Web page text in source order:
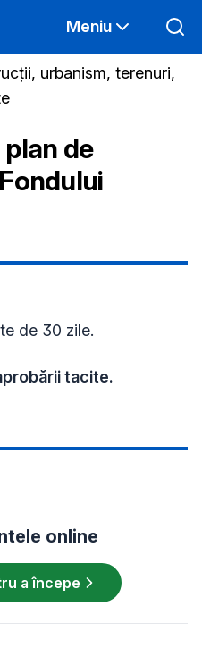
Meniu
urbanism, terenuri,
de
de 30 zile.
tacite.
online
a începe